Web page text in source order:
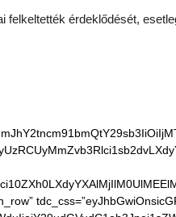
felkeltették érdeklődését,